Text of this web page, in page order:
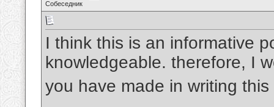
Собеседник
I think this is an informative
knowledgeable. therefore, I
you have made in writing